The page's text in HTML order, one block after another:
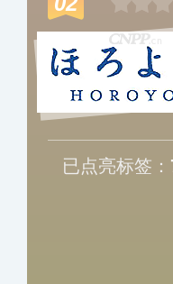
已点亮标签：